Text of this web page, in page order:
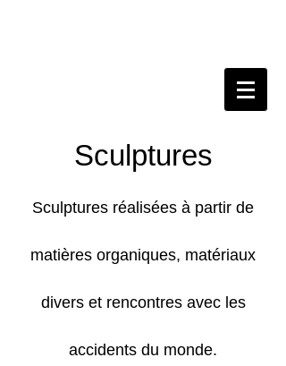
Sculptures
Sculptures réalisées à partir de
matières organiques, matériaux
divers et rencontres avec les
accidents du monde.